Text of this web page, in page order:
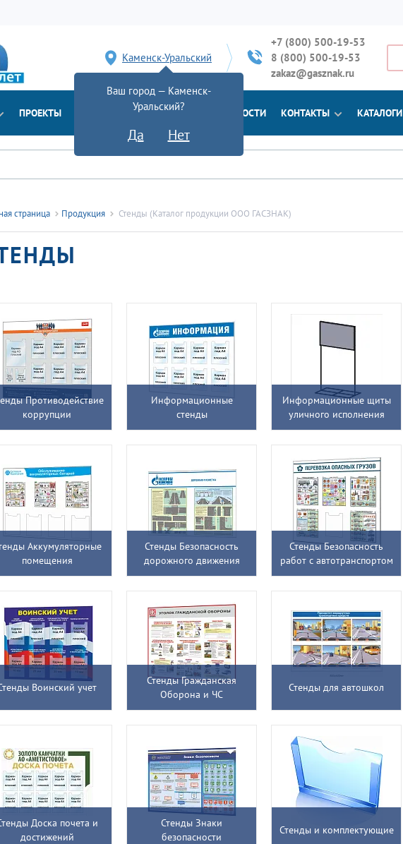
Каменск-Уральский
Ваш город — Каменск-
Уральский?
Да Нет
+7 (800) 500-19-53
8 (800) 500-19-53
zakaz@gasznak.ru
ПРОЕКТЫ ДОКУМЕНТЫ НОВОСТИ КОНТАКТЫ КАТАЛОГИ
страница Продукция Стенды (Каталог продукции ООО ГАСЗНАК)
Противодействие
коррупции
Информационные
стенды
Информационные щиты
уличного исполнения
Аккумуляторные
помещения
Стенды Безопасность
дорожного движения
Стенды Безопасность
работ с автотранспортом
Воинский учет
Стенды Гражданская
Оборона и ЧС
Стенды для автошкол
Доска почета и
достижений
Стенды Знаки
безопасности
Стенды и комплектующие